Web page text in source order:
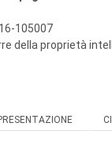
105007
della proprietà